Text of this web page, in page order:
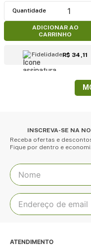
1
ADICIONAR AO
CARRINHO
FidelidadeR$ 34,11
INSCREVA-SE NA
Receba ofertas e
Fique por dentro e
ATENDIMENTO